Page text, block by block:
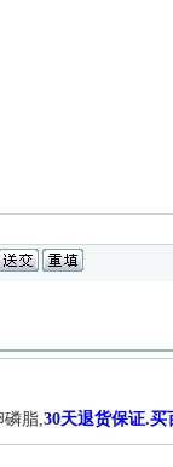
磷脂,30天退货保证.买